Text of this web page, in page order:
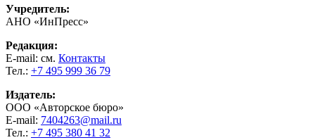
Учредитель:
АНО «ИнПресс»
Редакция:
E-mail: см. Контакты
Тел.: +7 495 999 36 79
Издатель:
ООО «Авторское бюро»
E-mail: 7404263@mail.ru
Тел.: +7 495 380 41 32